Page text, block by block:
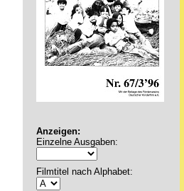
Anzeigen:
Einzelne Ausgaben:
Filmtitel nach Alphabet: